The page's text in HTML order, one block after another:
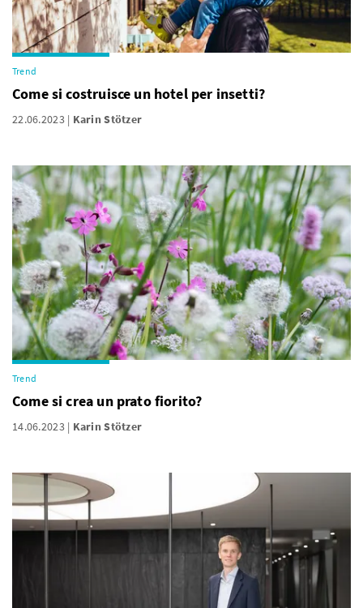
Trend
Come si costruisce un hotel per insetti?
22.06.2023 Karin Stötzer
Trend
Come si crea un prato fiorito?
14.06.2023 Karin Stötzer